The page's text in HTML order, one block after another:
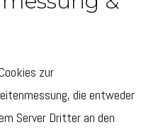
zur
die entweder
Server Dritter an den